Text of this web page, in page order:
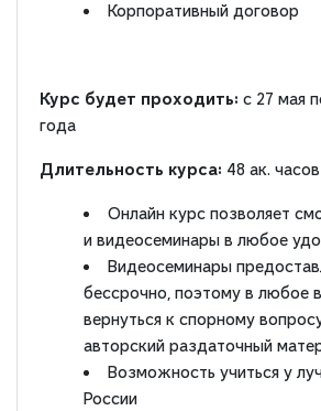
Корпоративный договор
Курс будет проходить: с 27 мая
года
Длительность курса: 48 ак. часов
Онлайн курс позволяет
и видеосеминары в любое
Видеосеминары
бессрочно, поэтому в любое
вернуться к спорному
авторский раздаточный
Возможность учиться у
России